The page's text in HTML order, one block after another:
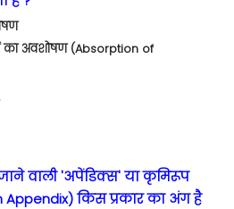
अवशोषण (Absorption of
वाली 'अपेंडिक्स' या कृमिरूप
Appendix) किस प्रकार का अंग है